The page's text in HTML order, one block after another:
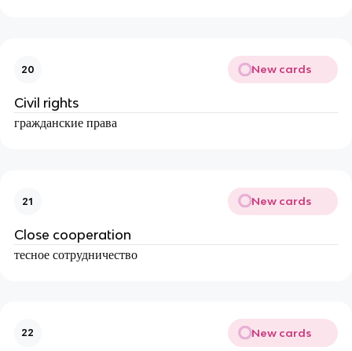
20 New cards
Civil rights
гражданские права
21 New cards
Close cooperation
тесное сотрудничество
22 New cards